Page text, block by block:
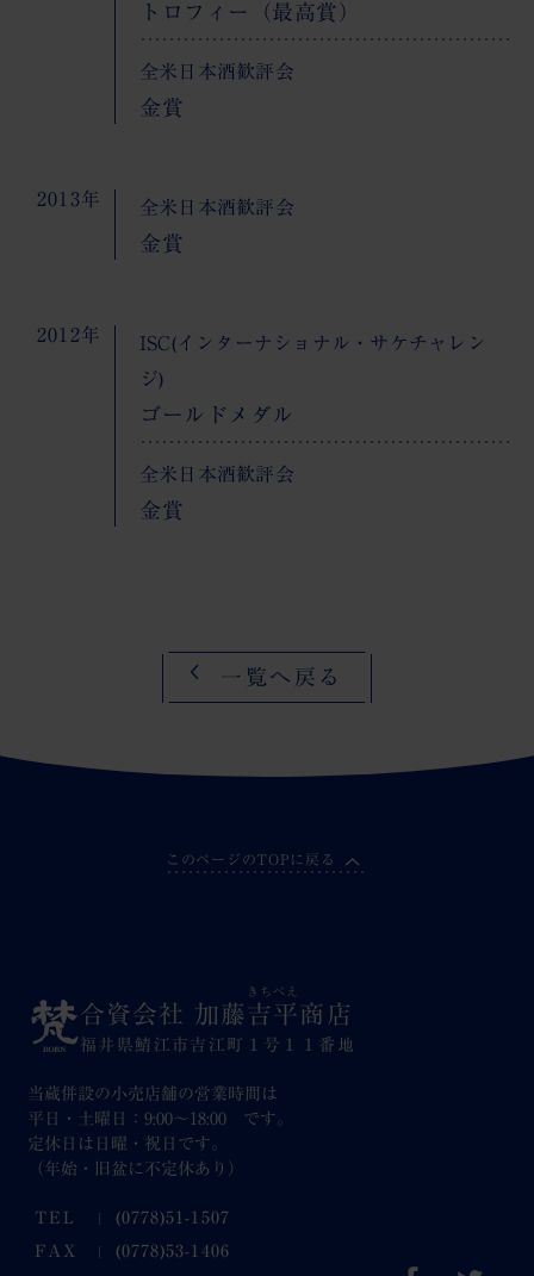
トロフィー（最高賞）
全米日本酒歓評会
金賞
2013年 全米日本酒歓評会
金賞
2012年
ISC(インターナショナル・サケチャレン
ジ)
ゴールドメダル
全米日本酒歓評会
金賞
一覧へ戻る
このページのTOPに戻る
合資会社 加藤 吉平
きちべえ
商店
福井県鯖江市吉江町１号１１番地
当蔵併設の小売店舗の営業時間は
平日・土曜日：9:00～18:00 です。
定休日は日曜・祝日です。
（年始・旧盆に不定休あり）
TEL
(0778)51-1507
FAX
(0778)53-1406